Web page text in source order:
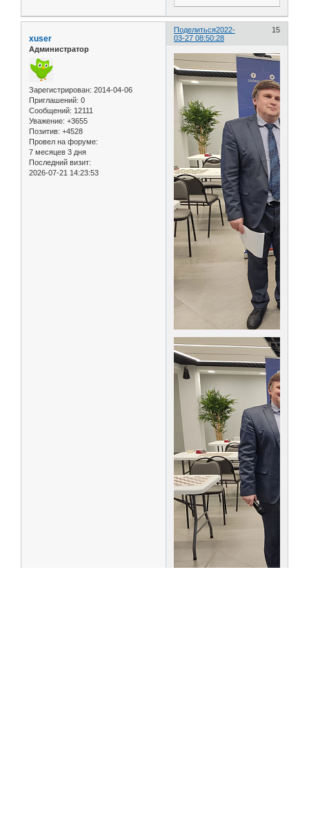
Поделиться 15
2022-
03-27 08:50:28
xuser
Администратор
Зарегистрирован: 2014-04-06
Приглашений: 0
Сообщений: 12111
Уважение: +3655
Позитив: +4528
Провел на форуме:
7 месяцев 3 дня
Последний визит:
2026-07-21 14:23:53